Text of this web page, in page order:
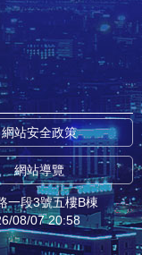
網站安全政策
網站導覽
一段3號五樓B棟
08/07 20:58